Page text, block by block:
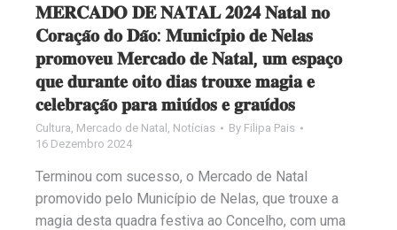
𝐌𝐄𝐑𝐂𝐀𝐃𝐎 𝐃𝐄 𝐍𝐀𝐓𝐀𝐋 𝟐𝟎𝟐𝟒 𝐍𝐚𝐭𝐚𝐥 𝐧𝐨
𝐂𝐨𝐫𝐚𝐜̧𝐚̃𝐨 𝐝𝐨 𝐃𝐚̃𝐨: 𝐌𝐮𝐧𝐢𝐜𝐢́𝐩𝐢𝐨 𝐝𝐞 𝐍𝐞𝐥𝐚𝐬
𝐩𝐫𝐨𝐦𝐨𝐯𝐞𝐮 𝐌𝐞𝐫𝐜𝐚𝐝𝐨 𝐝𝐞 𝐍𝐚𝐭𝐚𝐥, 𝐮𝐦 𝐞𝐬𝐩𝐚𝐜̧𝐨
𝐪𝐮𝐞 𝐝𝐮𝐫𝐚𝐧𝐭𝐞 𝐨𝐢𝐭𝐨 𝐝𝐢𝐚𝐬 𝐭𝐫𝐨𝐮𝐱𝐞 𝐦𝐚𝐠𝐢𝐚 𝐞
𝐜𝐞𝐥𝐞𝐛𝐫𝐚𝐜̧𝐚̃𝐨 𝐩𝐚𝐫𝐚 𝐦𝐢𝐮́𝐝𝐨𝐬 𝐞 𝐠𝐫𝐚𝐮́𝐝𝐨𝐬
Cultura Mercado de Natal Notícias By Filipa Pais
16 Dezembro 2024
Terminou com sucesso, o Mercado de Natal
promovido pelo Município de Nelas, que trouxe a
magia desta quadra festiva ao Concelho, com uma